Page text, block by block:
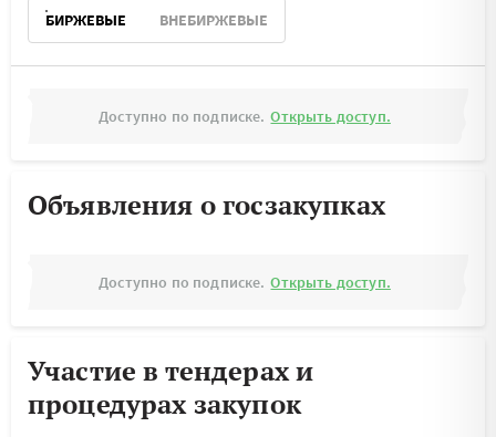
БИРЖЕВЫЕ ВНЕБИРЖЕВЫЕ
Доступно по подписке. Открыть доступ.
Объявления о госзакупках
Доступно по подписке. Открыть доступ.
Участие в тендерах и
процедурах закупок